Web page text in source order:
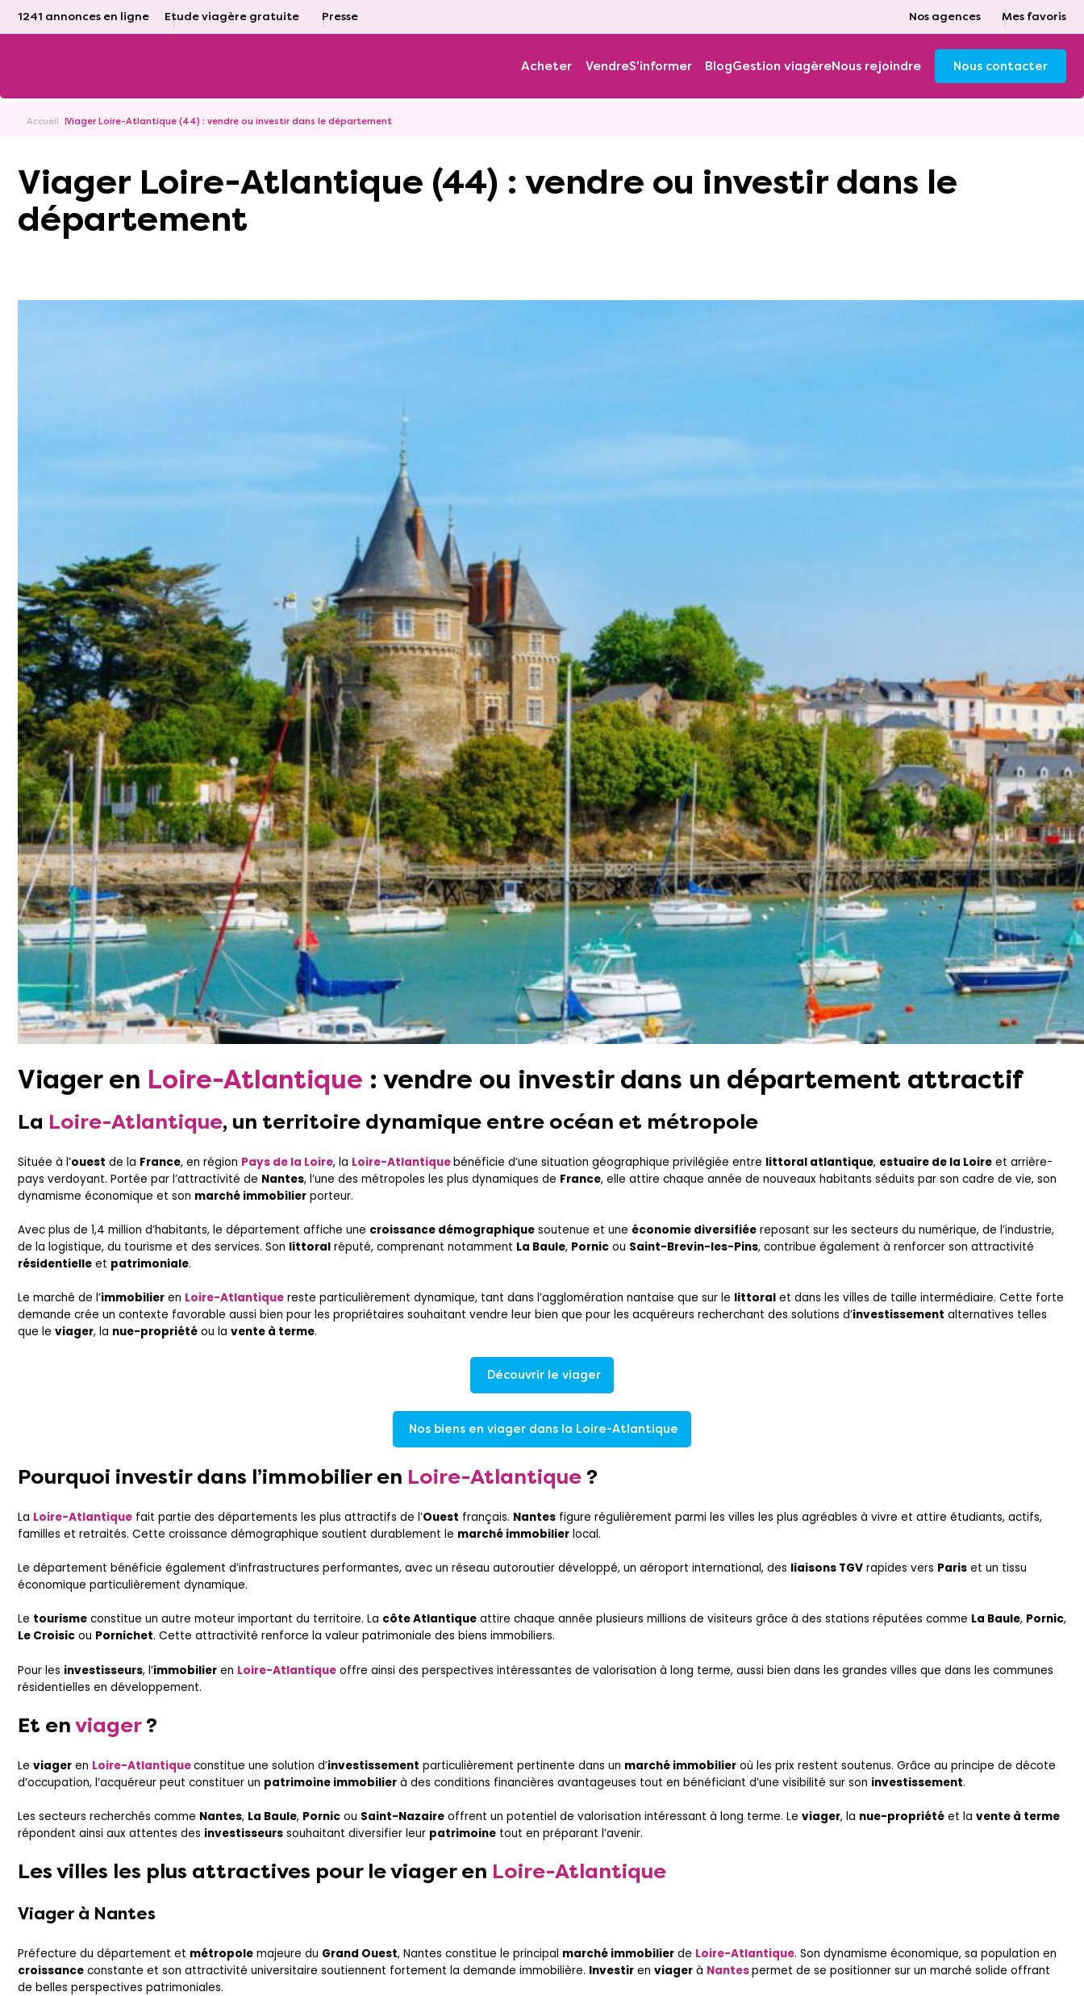
1241 annonces en ligne Etude viagère gratuite Presse Nos agences Mes favoris
Acheter VendreS'informer BlogGestion viagèreNous rejoindre Nous contacter
Accueil Viager Loire-Atlantique (44) : vendre ou investir dans le département
Viager Loire-Atlantique (44) : vendre ou investir dans le
département
Viager en Loire-Atlantique : vendre ou investirdans un département attractif
La Loire-Atlantique, un territoire dynamique entre océan et métropole
Située à l’ouest de la France, en région Pays de la Loire, la Loire-Atlantiquebénéficie d’une situation géographique privilégiée entre littoral atlantique, estuaire de la Loire et arrière-
pays verdoyant. Portée par l’attractivité de Nantes, l’une des métropoles les plus dynamiques de France, elle attire chaque année de nouveaux habitants séduits par son cadre de vie, son
dynamisme économique et son marché immobilier porteur.
Avec plus de 1,4 million d’habitants, le département affiche une croissance démographique soutenue et une économie diversifiée reposant sur les secteurs du numérique, de l’industrie,
de la logistique, du tourisme et des services. Son littoral réputé, comprenant notamment La Baule, Pornic ou Saint-Brevin-les-Pins, contribue également à renforcer son attractivité
résidentielle et patrimoniale.
Le marché de l’immobilier en Loire-Atlantique reste particulièrement dynamique, tant dans l’agglomération nantaise que sur le littoral et dans les villes de taille intermédiaire. Cette forte
demande crée un contexte favorable aussi bien pour les propriétaires souhaitant vendre leur bien que pour les acquéreurs recherchant des solutions d’investissement alternatives telles
que le viager, la nue-propriété ou la vente à terme.
Découvrir le viager
Nos biens en viager dans la Loire-Atlantique
Pourquoi investirdans l’immobilieren Loire-Atlantique ?
La Loire-Atlantique fait partie des départements les plus attractifs de l’Ouest français. Nantes figure régulièrement parmi les villes les plus agréables à vivre et attire étudiants, actifs,
familles et retraités. Cette croissance démographique soutient durablement le marché immobilier local.
Le département bénéficie également d’infrastructures performantes, avec un réseau autoroutier développé, un aéroport international, des liaisons TGV rapides vers Paris et un tissu
économique particulièrement dynamique.
Le tourisme constitue un autre moteur important du territoire. La côte Atlantique attire chaque année plusieurs millions de visiteurs grâce à des stations réputées comme La Baule, Pornic,
Le Croisic ou Pornichet. Cette attractivité renforce la valeur patrimoniale des biens immobiliers.
Pour les investisseurs, l’immobilier en Loire-Atlantique offre ainsi des perspectives intéressantes de valorisation à long terme, aussi bien dans les grandes villes que dans les communes
résidentielles en développement.
Et en viager ?
Le viager en Loire-Atlantiqueconstitue une solution d’investissement particulièrement pertinente dans un marché immobilier où les prix restent soutenus. Grâce au principe de décote
d’occupation, l’acquéreur peut constituer un patrimoine immobilier à des conditions financières avantageuses tout en bénéficiant d’une visibilité sur son investissement.
Les secteurs recherchés comme Nantes, La Baule, Pornic ou Saint-Nazaire offrent un potentiel de valorisation intéressant à long terme. Le viager, la nue-propriété et la vente à terme
répondent ainsi aux attentes des investisseurs souhaitant diversifier leur patrimoine tout en préparant l’avenir.
Les villes les plus attractives pour leviageren Loire-Atlantique
Viager à Nantes
Préfecture du département et métropole majeure du Grand Ouest, Nantes constitue le principal marché immobilier de Loire-Atlantique. Son dynamisme économique, sa population en
croissance constante et son attractivité universitaire soutiennent fortement la demande immobilière. Investir en viager à Nantespermet de se positionner sur un marché solide offrant
de belles perspectives patrimoniales.